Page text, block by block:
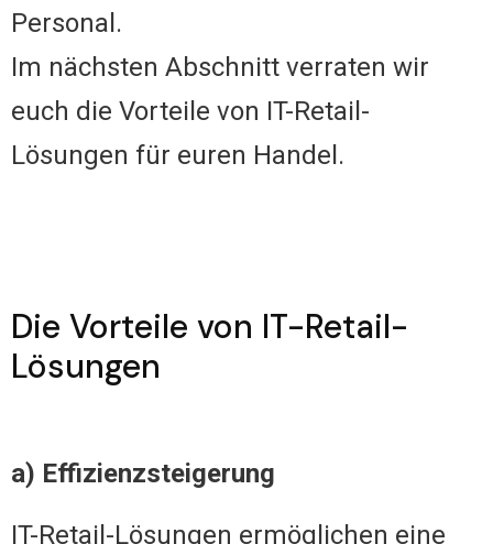
Personal.
Im nächsten Abschnitt verraten wir
euch die Vorteile von IT-Retail-
Lösungen für euren Handel.
Die Vorteile von IT-Retail-
Lösungen
a) Effizienzsteigerung
IT-Retail-Lösungen ermöglichen eine